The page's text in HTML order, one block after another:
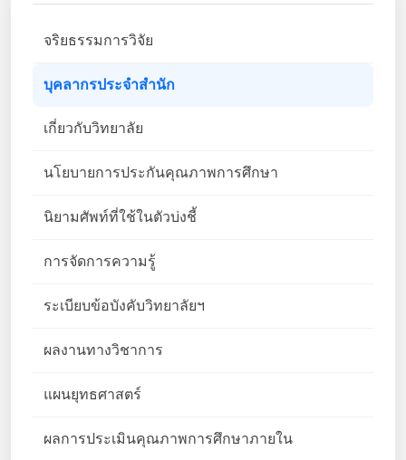
จริยธรรมการวิจัย
บุคลากรประจำสำนัก
เกี่ยวกับวิทยาลัย
นโยบายการประกันคุณภาพการศึกษา
นิยามศัพท์ที่ใช้ในตัวบ่งชี้
การจัดการความรู้
ระเบียบข้อบังคับวิทยาลัยฯ
ผลงานทางวิชาการ
แผนยุทธศาสตร์
ผลการประเมินคุณภาพการศึกษาภายใน